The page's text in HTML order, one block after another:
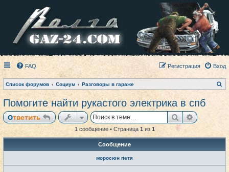
FAQ Вход
Регистрация
Список форумов Социум Разговоры в гараже
о
Помогите найти рукастого электрика в спб
Ответить Поиск
1 сообщение • Страница 1из 1
Сообщение
моросюн петя